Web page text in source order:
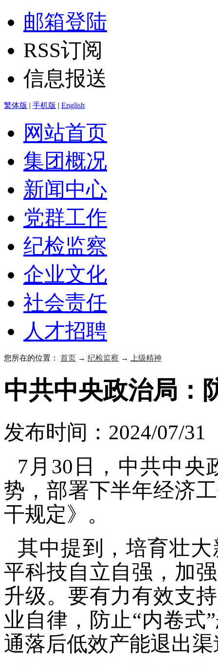
邮箱登陆
RSS订阅
信息报送
繁体版 | 手机版 | English
网站首页
集团概况
新闻中心
党群工作
纪检监察
企业文化
社会责任
人才招聘
您所在的位置： 首页 → 纪检监察 → 上级精神
中共中央政治局：
发布时间：2024/07/
7 月 30 日，中共中央
势，部署下半年经济
干规定》。
其中提到，培育壮
平科技自立自强，加
升级。要有力有效支
业自律，防止“内卷式
通落后低效产能退出